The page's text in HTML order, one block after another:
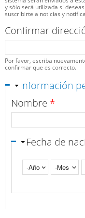
y sólo será utilizada si
suscribirte a noticias y
Confirmar
Por favor, escriba
confirmar que es correcto.
Ocultar
Información
Nombre *
Fecha de
Año
Mes